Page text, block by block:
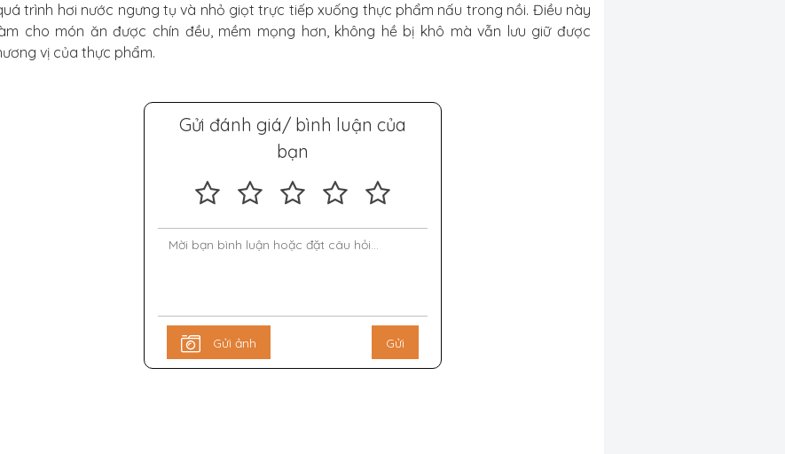
trình hơi nước ngưng tụ và nhỏ giọt trực tiếp xuống thực phẩm nấu trong nồi. Điều này
cho món ăn được chín đều, mềm mọng hơn, không hề bị khô mà vẫn lưu giữ được
vị của thực phẩm.
Gửi đánh giá/ bình luận của
bạn
Gửi ảnh Gửi